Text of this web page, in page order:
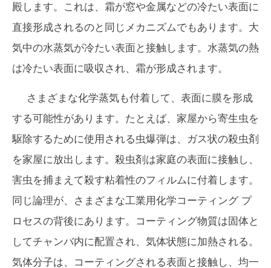
殿します。これは、霜が窓や金属などの冷たい表面に
直接形成されるのと同じメカニズムでもあります。大
気中の水蒸気が冷たい表面と接触します。水蒸気の熱
は冷たい表面に吸収され、霜が形成されます。
さまざまな化学蒸気も付着して、表面に膜を形成
する可能性があります。たとえば、家屋から寄生虫を
駆除するために使用される虫爆弾は、ガス状の殺虫剤
を家屋に放出します。殺虫剤は家庭の表面に接触し、
害虫を捕まえて殺す粘着性のフィルムに付着します。
同じ論理が、さまざまな工業用化学コーティング プ
ロセスの背後にあります。コーティング物質は固体と
してチャンバ内に配置され、気体状態に加熱される。
気体分子は、コーティングされる表面と接触し、均一